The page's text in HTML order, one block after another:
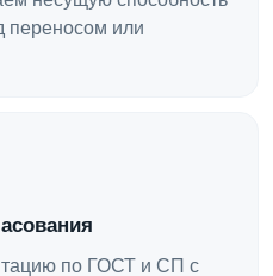
переносом или
по ГОСТ и СП с